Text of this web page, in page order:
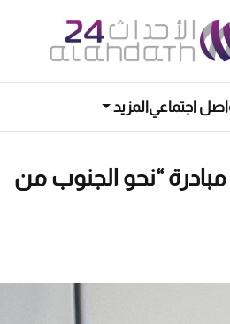
اجتماعيالمزيد
“نحو الجنوب من